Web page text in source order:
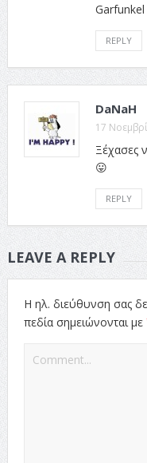
Garfunkel
REPLY
DaNaH
17
Ξέχασες
😛
REPLY
LEAVE A REPLY
Η ηλ. διεύθυνση σας
πεδία σημειώνονται με